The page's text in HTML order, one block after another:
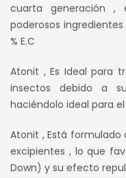
cuarta generación ,
poderosos ingredientes
% E.C
Atonit , Es Ideal para
insectos debido a
haciéndolo ideal para
Atonit , Está
excipientes , lo que
Down) y su efecto